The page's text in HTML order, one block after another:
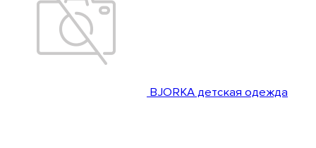
BJORKA детская одежда